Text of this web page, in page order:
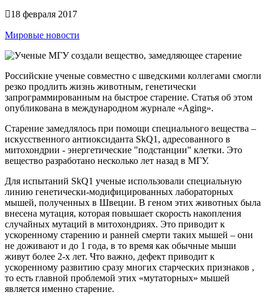
18 февраля 2017
Мировые новости
Российские ученые совместно с шведскими коллегами смогли
резко продлить жизнь животным, генетически
запрограммированным на быстрое старение. Статья об этом
опубликована в международном журнале «Aging».
Старение замедлялось при помощи специального вещества –
искусственного антиоксиданта SkQ1, адресованного в
митохондрии - энергетические "подстанции" клетки. Это
вещество разработано несколько лет назад в МГУ.
Для испытаний SkQ1 ученые использовали специальную
линию генетически-модифицированных лабораторных
мышей, полученных в Швеции. В геном этих животных была
внесена мутация, которая повышает скорость накопления
случайных мутаций в митохондриях. Это приводит к
ускоренному старению и ранней смерти таких мышей – они
не доживают и до 1 года, в то время как обычные мыши
живут более 2-х лет. Что важно, дефект приводит к
ускоренному развитию сразу многих старческих признаков ,
то есть главной проблемой этих «мутаторных» мышей
является именно старение.